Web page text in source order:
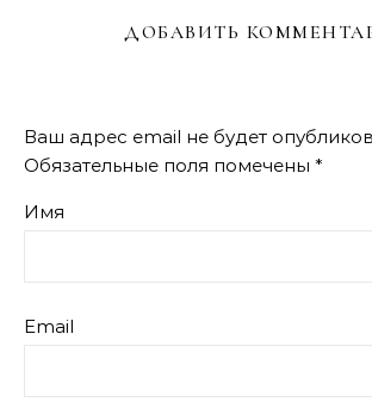
ДОБАВИТЬ
Ваш адрес email не будет
Обязательные поля помечены *
Имя
Email